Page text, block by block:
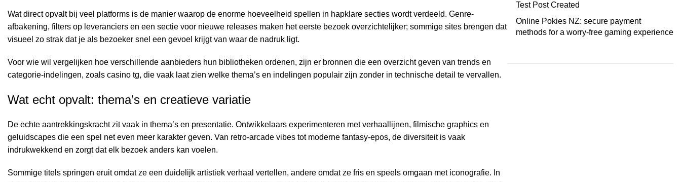
Wat direct opvalt bij veel platforms is de manier waarop de enorme hoeveelheid spellen in hapklare secties wordt verdeeld. Genre-
afbakening, filters op leveranciers en een sectie voor nieuwe releases maken het eerste bezoek overzichtelijker; sommige sites brengen dat
visueel zo strak dat je als bezoeker snel een gevoel krijgt van waar de nadruk ligt.
Voor wie wil vergelijken hoe verschillende aanbieders hun bibliotheken ordenen, zijn er bronnen die een overzicht geven van trends en
categorie-indelingen, zoals casino tg, die vaak laat zien welke thema’s en indelingen populair zijn zonder in technische detail te vervallen.
Wat echt opvalt: thema’s en creatieve variatie
De echte aantrekkingskracht zit vaak in thema’s en presentatie. Ontwikkelaars experimenteren met verhaallijnen, filmische graphics en
geluidscapes die een spel net even meer karakter geven. Van retro-arcade vibes tot moderne fantasy-epos, de diversiteit is vaak
indrukwekkend en zorgt dat elk bezoek anders kan voelen.
Sommige titels springen eruit omdat ze een duidelijk artistiek verhaal vertellen, andere omdat ze fris en speels omgaan met iconografie. In
Test Post Created
Online Pokies NZ: secure payment
methods for a worry-free gaming experience